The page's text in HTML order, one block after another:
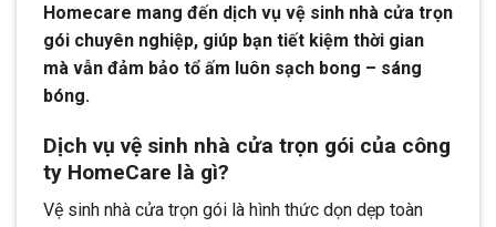
Homecare mang đến dịch vụ vệ sinh nhà cửa trọn
gói chuyên nghiệp, giúp bạn tiết kiệm thời gian
mà vẫn đảm bảo tổ ấm luôn sạch bong – sáng
bóng.
Dịch vụ vệ sinh nhà cửa trọn gói của công
ty HomeCare là gì?
Vệ sinh nhà cửa trọn gói là hình thức dọn dẹp toàn